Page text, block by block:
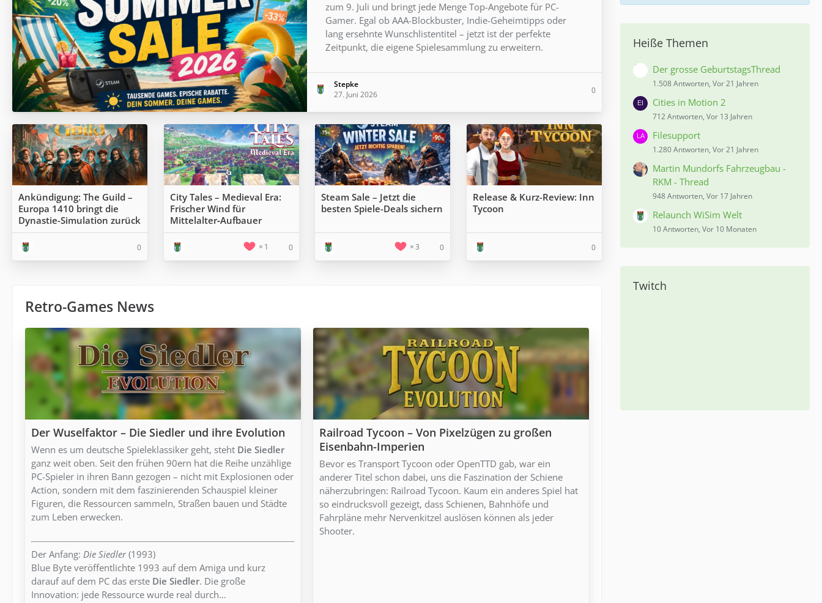
zum 9. Juli und bringt jede Menge Top-Angebote für PC-
Gamer. Egal ob AAA-Blockbuster, Indie-Geheimtipps oder
lang ersehnte Wunschlistentitel – jetzt ist der perfekte
Zeitpunkt, die eigene Spielesammlung zu erweitern.
Stepke
27. Juni 2026
0
Ankündigung: The Guild –
Europa 1410 bringt die
Dynastie-Simulation zurück
0
City Tales – Medieval Era:
Frischer Wind für
Mittelalter‑Aufbauer
1 0
Steam Sale – Jetzt die
besten Spiele-Deals sichern
3 0
Release & Kurz-Review: Inn
Tycoon
0
Retro-Games News
Der Wuselfaktor – Die Siedler und ihre Evolution
Wenn es um deutsche Spieleklassiker geht, steht Die Siedler
ganz weit oben. Seit den frühen 90ern hat die Reihe unzählige
PC-Spieler in ihren Bann gezogen – nicht mit Explosionen oder
Action, sondern mit dem faszinierenden Schauspiel kleiner
Figuren, die Ressourcen sammeln, Straßen bauen und Städte
zum Leben erwecken.
Der Anfang: Die Siedler(1993)
Blue Byte veröffentlichte 1993 auf dem Amiga und kurz
darauf auf dem PC das erste Die Siedler. Die große
Innovation: jede Ressource wurde real durch…
Railroad Tycoon – Von Pixelzügen zu großen
Eisenbahn-Imperien
Bevor es Transport Tycoon oder OpenTTD gab, war ein
anderer Titel schon dabei, uns die Faszination der Schiene
näherzubringen: Railroad Tycoon. Kaum ein anderes Spiel hat
so eindrucksvoll gezeigt, dass Schienen, Bahnhöfe und
Fahrpläne mehr Nervenkitzel auslösen können als jeder
Shooter.
Heiße Themen
Der grosse GeburtstagsThread
1.508 Antworten, Vor 21 Jahren
Cities in Motion 2
712 Antworten, Vor 13 Jahren
Filesupport
1.280 Antworten, Vor 21 Jahren
Martin Mundorfs Fahrzeugbau -
RKM - Thread
948 Antworten, Vor 17 Jahren
Relaunch WiSim Welt
10 Antworten, Vor 10 Monaten
Twitch